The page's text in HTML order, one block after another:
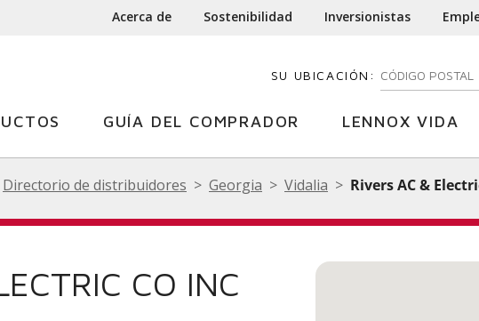
Acerca de Sostenibilidad Inversionistas
SU UBICACIÓN: INGRESE SU
GUÍA DEL COMPRADOR LENNOX VIDA
Directorio de distribuidores Georgia Vidalia Rivers AC &
CO INC